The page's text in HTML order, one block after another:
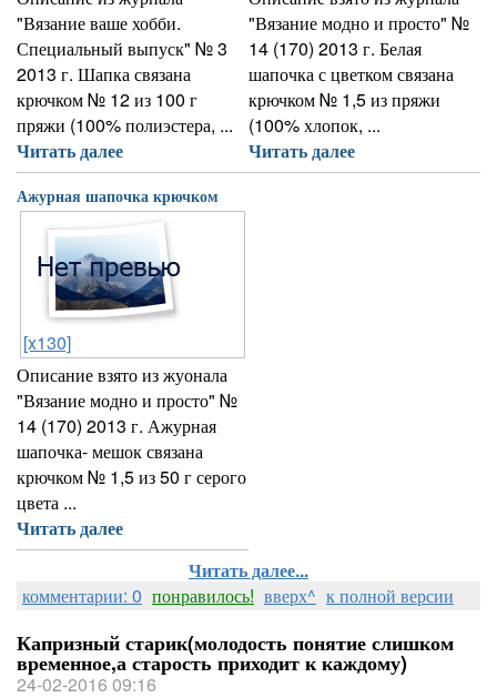
"Вязание ваше хобби.
Специальный выпуск" № 3
2013 г. Шапка связана
крючком № 12 из 100 г
пряжи (100% полиэстера, ...
Читать далее
"Вязание модно и просто" №
14 (170) 2013 г. Белая
шапочка с цветком связана
крючком № 1,5 из пряжи
(100% хлопок, ...
Читать далее
Ажурная шапочка крючком
[x130]
Описание взято из жуонала
"Вязание модно и просто" №
14 (170) 2013 г. Ажурная
шапочка- мешок связана
крючком № 1,5 из 50 г серого
цвета ...
Читать далее
Читать далее...
комментарии: 0 понравилось! вверх^ к полной версии
Капризный старик(молодость понятие слишком
временное,а старость приходит к каждому)
24-02-2016 09:16